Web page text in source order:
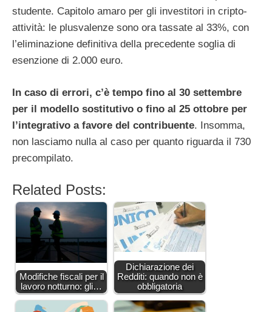
studente. Capitolo amaro per gli investitori in cripto-
attività: le plusvalenze sono ora tassate al 33%, con
l’eliminazione definitiva della precedente soglia di
esenzione di 2.000 euro.
In caso di errori, c’è tempo fino al 30 settembre
per il modello sostitutivo o fino al 25 ottobre per
l’integrativo a favore del contribuente. Insomma,
non lasciamo nulla al caso per quanto riguarda il 730
precompilato.
Related Posts:
Modifiche fiscali per il
lavoro notturno: gli…
Dichiarazione dei
Redditi: quando non è
obbligatoria